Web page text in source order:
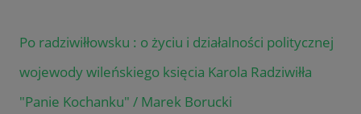
Po radziwiłłowsku : o życiu i działalności politycznej
wojewody wileńskiego księcia Karola Radziwiłła
"Panie Kochanku" / Marek Borucki